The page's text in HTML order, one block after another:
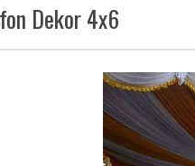
Dekor 4x6